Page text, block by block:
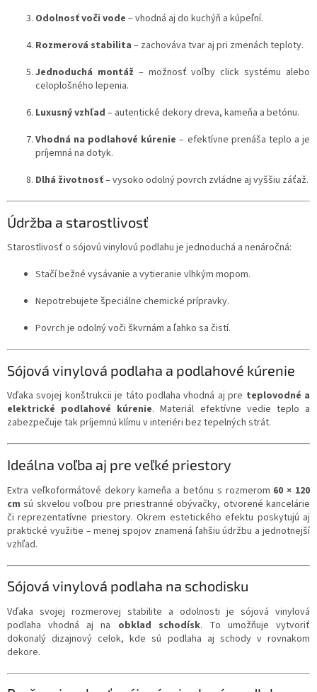
Odolnosť voči vode – vhodná aj do kuchýň a kúpeľní.
Rozmerová stabilita – zachováva tvar aj pri zmenách teploty.
Jednoduchá montáž – možnosť voľby click systému alebo
celoplošného lepenia.
Luxusný vzhľad – autentické dekory dreva, kameňa a betónu.
Vhodná na podlahové kúrenie – efektívne prenáša teplo a je
príjemná na dotyk.
Dlhá životnosť– vysoko odolný povrch zvládne aj vyššiu záťaž.
Údržba a starostlivosť
Starostlivosť o sójovú vinylovú podlahu je jednoduchá a nenáročná:
Stačí bežné vysávanie a vytieranie vlhkým mopom.
Nepotrebujete špeciálne chemické prípravky.
Povrch je odolný voči škvrnám a ľahko sa čistí.
Sójová vinylová podlaha a podlahové kúrenie
Vďaka svojej konštrukcii je táto podlaha vhodná aj pre teplovodné a
elektrické podlahové kúrenie. Materiál efektívne vedie teplo a
zabezpečuje tak príjemnú klímu v interiéri bez tepelných strát.
Ideálna voľba aj pre veľké priestory
Extra veľkoformátové dekory kameňa a betónu s rozmerom 60 × 120
cm sú skvelou voľbou pre priestranné obývačky, otvorené kancelárie
či reprezentatívne priestory. Okrem estetického efektu poskytujú aj
praktické využitie – menej spojov znamená ľahšiu údržbu a jednotnejší
vzhľad.
Sójová vinylová podlaha na schodisku
Vďaka svojej rozmerovej stabilite a odolnosti je sójová vinylová
podlaha vhodná aj na obklad schodísk. To umožňuje vytvoriť
dokonalý dizajnový celok, kde sú podlaha aj schody v rovnakom
dekore.